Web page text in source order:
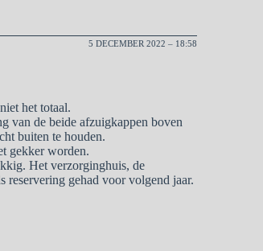
5 DECEMBER 2022 – 18:58
het totaal.
van de beide afzuigkappen boven
buiten te houden.
gekker worden.
Het verzorginghuis, de
reservering gehad voor volgend jaar.